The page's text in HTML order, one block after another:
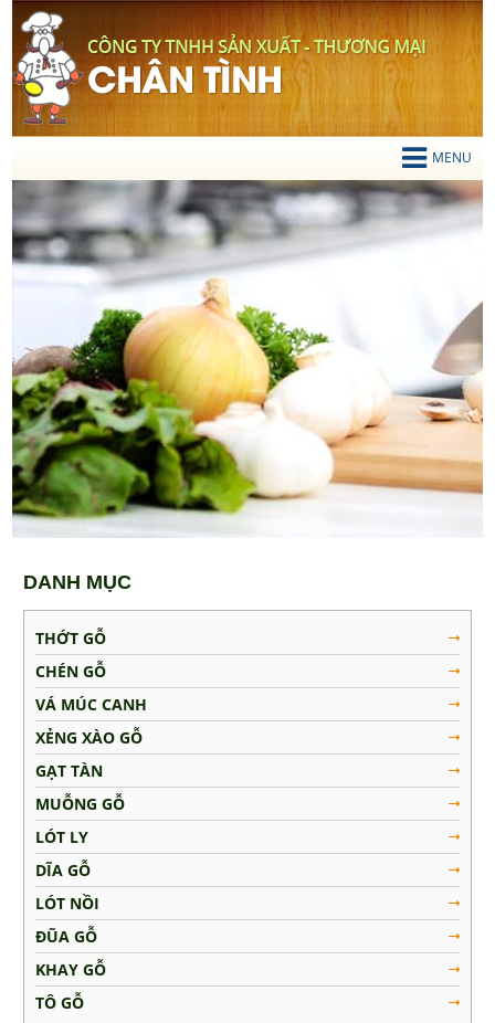
MENU
DANH MỤC
THỚT GỖ
CHÉN GỖ
VÁ MÚC CANH
XẺNG XÀO GỖ
GẠT TÀN
MUỖNG GỖ
LÓT LY
DĨA GỖ
LÓT NỒI
ĐŨA GỖ
KHAY GỖ
TÔ GỖ
TIẾNG VIỆT
TRANG CHỦ
GIỚI THIỆU
SẢN PHẨM
Thớt Gỗ
Chén Gỗ
Vá Múc Canh
Xẻng Xào Gỗ
Gạt Tàn
Muỗng Gỗ
Dĩa Gỗ
Đũa Gỗ
Khay Gỗ
Tô Gỗ
MẸO VẶT NHÀ BẾP
LIÊN HỆ